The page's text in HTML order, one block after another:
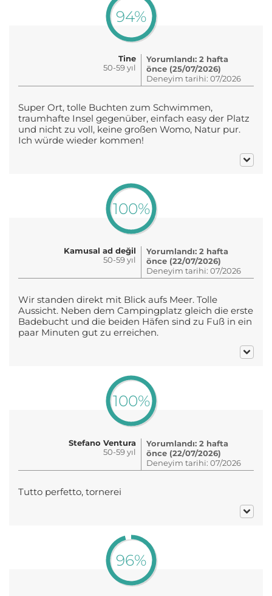
94%
Tine
50-59 yıl
Yorumlandı: 2 hafta
önce (25/07/2026)
Deneyim tarihi: 07/2026
Super Ort, tolle Buchten zum Schwimmen,
traumhafte Insel gegenüber, einfach easy der Platz
und nicht zu voll, keine großen Womo, Natur pur.
Ich würde wieder kommen!
100%
Kamusal ad değil
50-59 yıl
Yorumlandı: 2 hafta
önce (22/07/2026)
Deneyim tarihi: 07/2026
Wir standen direkt mit Blick aufs Meer. Tolle
Aussicht. Neben dem Campingplatz gleich die erste
Badebucht und die beiden Häfen sind zu Fuß in ein
paar Minuten gut zu erreichen.
100%
Stefano Ventura
50-59 yıl
Yorumlandı: 2 hafta
önce (22/07/2026)
Deneyim tarihi: 07/2026
Tutto perfetto, tornerei
96%